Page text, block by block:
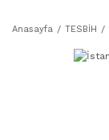
Anasayfa TESBİH